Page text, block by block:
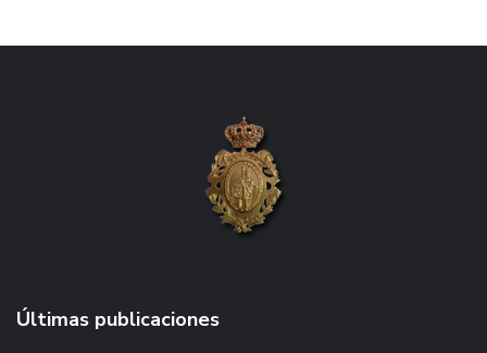
Últimas publicaciones